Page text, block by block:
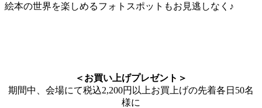
絵本の世界を楽しめるフォトスポットもお見逃しなく♪
＜お買い上げプレゼント＞
期間中、会場にて税込2,200円以上お買上げの先着各日50名
様に